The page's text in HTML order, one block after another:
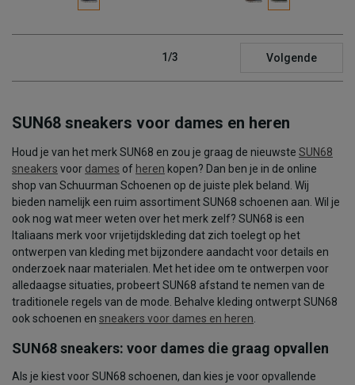
1/3 Volgende
SUN68 sneakers voor dames en heren
Houd je van het merk SUN68 en zou je graag de nieuwste SUN68
sneakers voor dames of heren kopen? Dan ben je in de online
shop van Schuurman Schoenen op de juiste plek beland. Wij
bieden namelijk een ruim assortiment SUN68 schoenen aan. Wil je
ook nog wat meer weten over het merk zelf? SUN68 is een
Italiaans merk voor vrijetijdskleding dat zich toelegt op het
ontwerpen van kleding met bijzondere aandacht voor details en
onderzoek naar materialen. Met het idee om te ontwerpen voor
alledaagse situaties, probeert SUN68 afstand te nemen van de
traditionele regels van de mode. Behalve kleding ontwerpt SUN68
ook schoenen en sneakers voor dames en heren
SUN68 sneakers: voor dames die graag opvallen
Als je kiest voor SUN68 schoenen, dan kies je voor opvallende